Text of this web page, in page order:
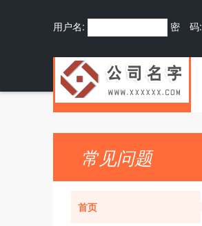
用户名: 密 码:
常见问题
首页